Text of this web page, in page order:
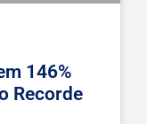
146%
Recorde